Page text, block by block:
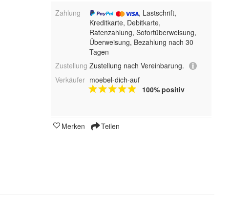
Zahlung
, Lastschrift,
Kreditkarte, Debitkarte,
Ratenzahlung, Sofortüberweisung,
Überweisung, Bezahlung nach 30
Tagen
Zustellung Zustellung nach Vereinbarung.
Verkäufer moebel-dich-auf
100% positiv
Merken Teilen